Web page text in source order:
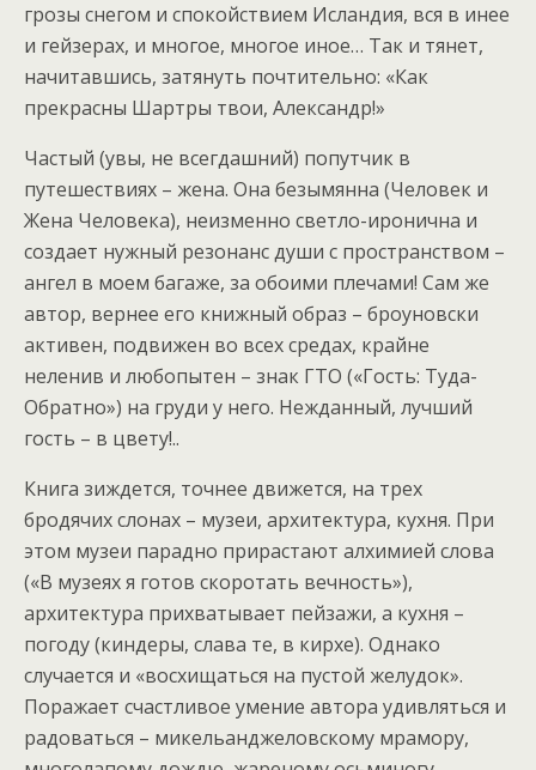
грозы снегом и спокойствием Исландия, вся в инее
и гейзерах, и многое, многое иное… Так и тянет,
начитавшись, затянуть почтительно: «Как
прекрасны Шартры твои, Александр!»
Частый (увы, не всегдашний) попутчик в
путешествиях – жена. Она безымянна (Человек и
Жена Человека), неизменно светло-иронична и
создает нужный резонанс души с пространством –
ангел в моем багаже, за обоими плечами! Сам же
автор, вернее его книжный образ – броуновски
активен, подвижен во всех средах, крайне
неленив и любопытен – знак ГТО («Гость: Туда-
Обратно») на груди у него. Нежданный, лучший
гость – в цвету!..
Книга зиждется, точнее движется, на трех
бродячих слонах – музеи, архитектура, кухня. При
этом музеи парадно прирастают алхимией слова
(«В музеях я готов скоротать вечность»),
архитектура прихватывает пейзажи, а кухня –
погоду (киндеры, слава те, в кирхе). Однако
случается и «восхищаться на пустой желудок».
Поражает счастливое умение автора удивляться и
радоваться – микельанджеловскому мрамору,